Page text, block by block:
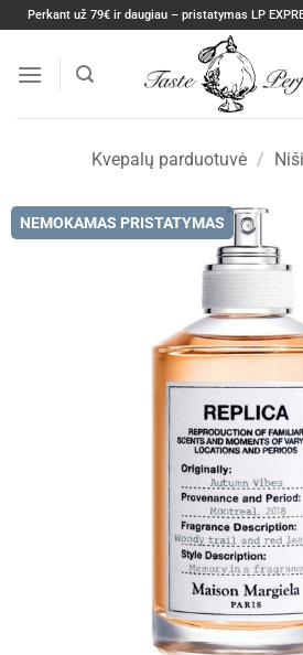
Skip
content
Perkant už 79€ ir daugiau – pristatymas LP
Kvepalų parduotuvė /
NEMOKAMAS PRISTATYMAS